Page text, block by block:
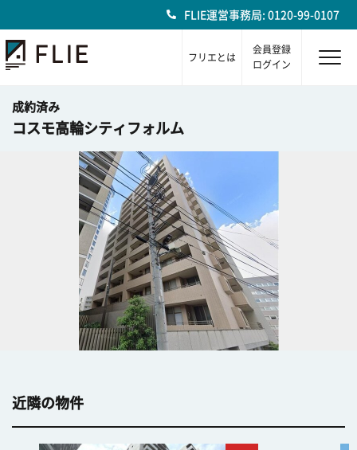
FLIE運営事務局: 0120-99-0107
フリエとは
会員登録
ログイン
成約済み
コスモ高輪シティフォルム
近隣の物件